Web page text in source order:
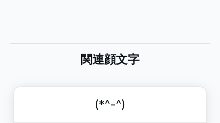
関連顔文字
(*^-^)